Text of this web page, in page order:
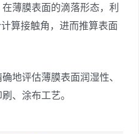
薄膜表面的滴落形态，利
算接触角，进而推算表面
地评估薄膜表面润湿性、
、涂布工艺。